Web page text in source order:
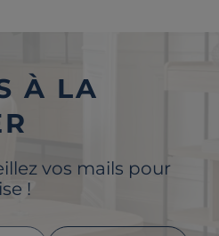
À LA
vos mails pour
!